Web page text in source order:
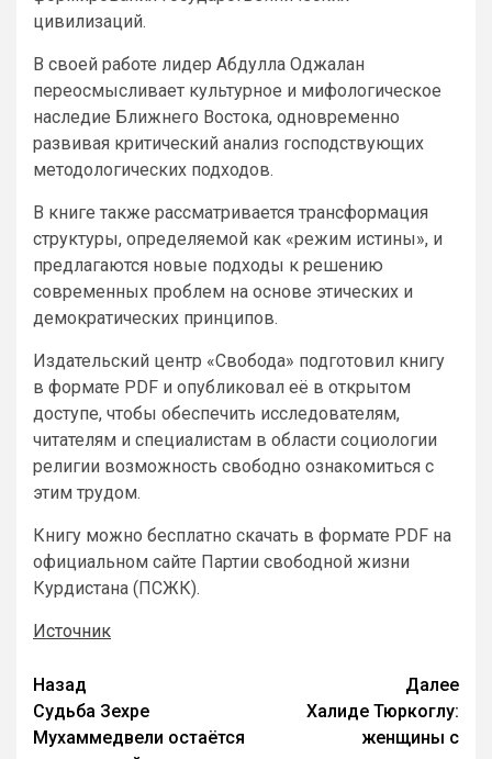
цивилизаций.
В своей работе лидер Абдулла Оджалан
переосмысливает культурное и мифологическое
наследие Ближнего Востока, одновременно
развивая критический анализ господствующих
методологических подходов.
В книге также рассматривается трансформация
структуры, определяемой как «режим истины», и
предлагаются новые подходы к решению
современных проблем на основе этических и
демократических принципов.
Издательский центр «Свобода» подготовил книгу
в формате PDF и опубликовал её в открытом
доступе, чтобы обеспечить исследователям,
читателям и специалистам в области социологии
религии возможность свободно ознакомиться с
этим трудом.
Книгу можно бесплатно скачать в формате PDF на
официальном сайте Партии свободной жизни
Курдистана (ПСЖК).
Источник
Назад
Судьба Зехре
Мухаммедвели остаётся
Далее
Халиде Тюркоглу:
женщины с